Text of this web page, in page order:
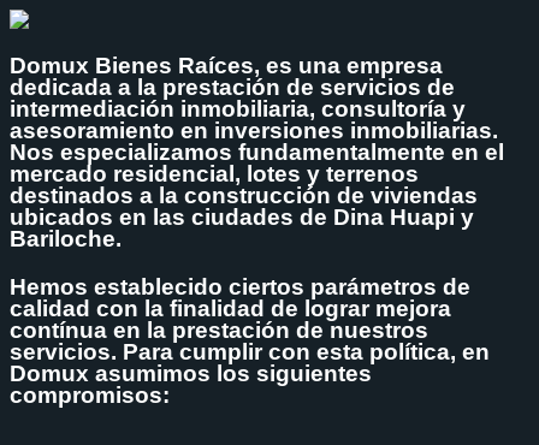
Domux Bienes Raíces, es una empresa
dedicada a la prestación de servicios de
intermediación inmobiliaria, consultoría y
asesoramiento en inversiones inmobiliarias.
Nos especializamos fundamentalmente en el
mercado residencial, lotes y terrenos
destinados a la construcción de viviendas
ubicados en las ciudades de Dina Huapi y
Bariloche.
Hemos establecido ciertos parámetros de
calidad con la finalidad de lograr mejora
contínua en la prestación de nuestros
servicios. Para cumplir con esta política, en
Domux asumimos los siguientes
compromisos: